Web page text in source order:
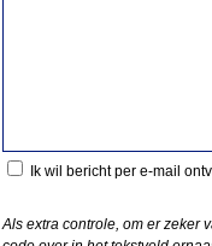
Ik wil bericht per e-mail
Als extra controle, om er zeker